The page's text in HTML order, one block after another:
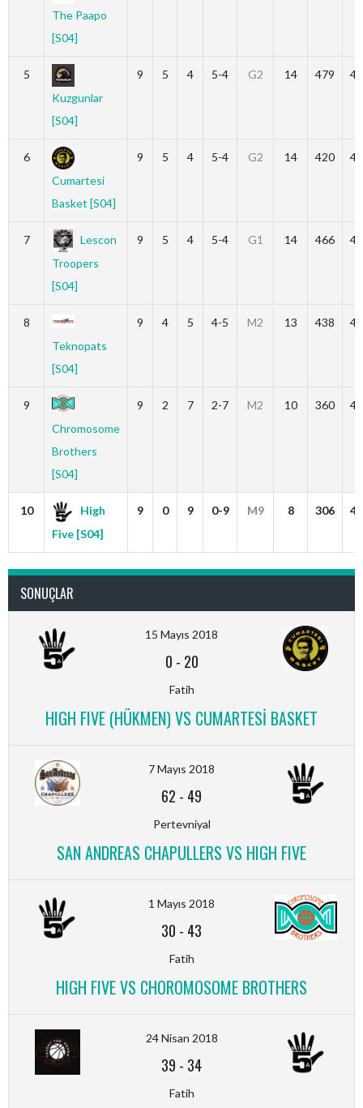
The Paapo
[S04]
5
Kuzgunlar
[S04]
9 5 4 5-4 G2 14 479
6
Cumartesi
Basket [S04]
9 5 4 5-4 G2 14 420
7
Lescon
Troopers
[S04]
9 5 4 5-4 G1 14 466
8
Teknopats
[S04]
9 4 5 4-5 M2 13 438
9
Chromosome
Brothers
[S04]
9 2 7 2-7 M2 10 360
10
High
Five [S04]
9 0 9 0-9 M9 8 306
SONUÇLAR
15 Mayıs 2018
0 - 20
Fatih
HIGH FIVE (HÜKMEN) VS CUMARTESİ BASKET
7 Mayıs 2018
62 - 49
Pertevniyal
SAN ANDREAS CHAPULLERS VS HIGH FIVE
1 Mayıs 2018
30 - 43
Fatih
HIGH FIVE VS CHOROMOSOME BROTHERS
24 Nisan 2018
39 - 34
Fatih